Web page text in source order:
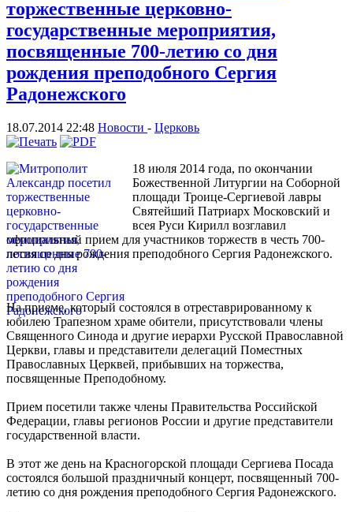
торжественные церковно-
государственные мероприятия,
посвященные 700-летию со дня
рождения преподобного Сергия
Радонежского
18.07.2014 22:48 Новости - Церковь
18 июля 2014 года, по окончании
Божественной Литургии на Соборной
площади Троице-Сергиевой лавры
Святейший Патриарх Московский и
всея Руси Кирилл возглавил
официальный прием для участников торжеств в честь 700-
летия со дня рождения преподобного Сергия Радонежского.
На приеме, который состоялся в отреставрированному к
юбилею Трапезном храме обители, присутствовали члены
Священного Синода и другие иерархи Русской Православной
Церкви, главы и представители делегаций Поместных
Православных Церквей, прибывших на торжества,
посвященные Преподобному.
Прием посетили также члены Правительства Российской
Федерации, главы регионов России и другие представители
государственной власти.
В этот же день на Красногорской площади Сергиева Посада
состоялся большой праздничный концерт, посвященный 700-
летию со дня рождения преподобного Сергия Радонежского.